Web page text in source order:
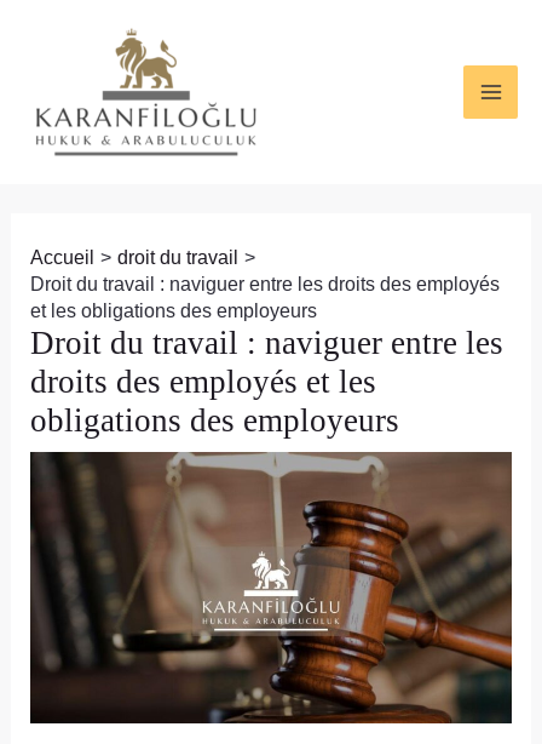
Accueil
droit du travail
Droit du travail : naviguer entre les droits des employés
et les obligations des employeurs
Droit du travail : naviguer entre les
droits des employés et les
obligations des employeurs